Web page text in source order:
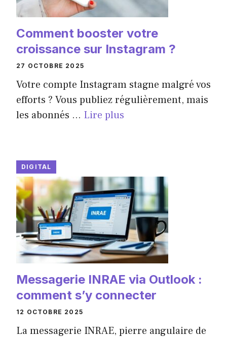
Comment booster votre
croissance sur Instagram ?
27 OCTOBRE 2025
Votre compte Instagram stagne malgré vos
efforts ? Vous publiez régulièrement, mais
les abonnés ... Lire plus
DIGITAL
Messagerie INRAE via Outlook :
comment s’y connecter
12 OCTOBRE 2025
La messagerie INRAE, pierre angulaire de